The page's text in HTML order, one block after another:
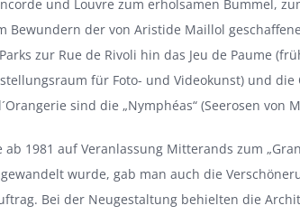
und Louvre zum erholsamen Bummel,
Bewundern der von Aristide Maillol
zur Rue de Rivoli hin das Jeu de Paume
für Foto- und Videokunst) und
sind die „Nymphéas“ (Seerosen von
ab 1981 auf Veranlassung Mitterands zum
wurde, gab man auch die
Bei der Neugestaltung behielten die